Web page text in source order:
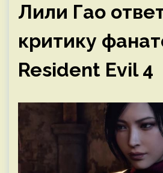
Лили Гао
критику
Resident Evil 4